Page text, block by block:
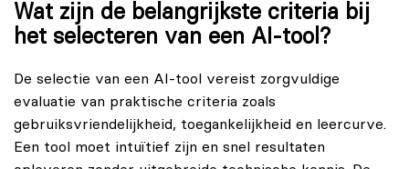
Wat zijn de belangrijkste criteria bij
het selecteren van een AI-tool?
De selectie van een AI-tool vereist zorgvuldige
evaluatie van praktische criteria zoals
gebruiksvriendelijkheid, toegankelijkheid en leercurve.
Een tool moet intuïtief zijn en snel resultaten